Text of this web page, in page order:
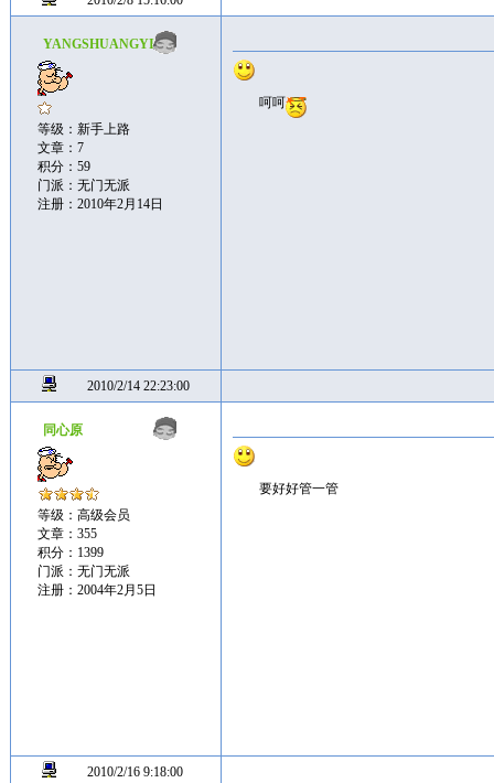
YANGSHUANGYI
等级：新手上路
文章：7
积分：59
门派：无门无派
注册：2010年2月14日
呵呵
2010/2/14 22:23:00
同心原
等级：高级会员
文章：355
积分：1399
门派：无门无派
注册：2004年2月5日
要好好管一管
2010/2/16 9:18:00